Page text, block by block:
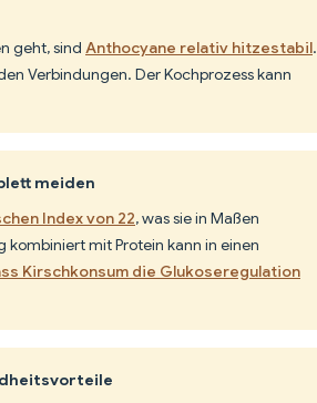
geht, sind Anthocyane relativ hitzestabil.
Verbindungen. Der Kochprozess kann
meiden
Index von 22, was sie in Maßen
mit Protein kann in einen
Kirschkonsum die Glukoseregulation